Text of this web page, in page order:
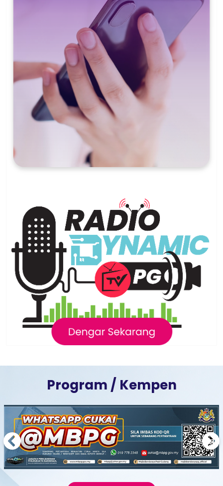
Program / Kempen
Next